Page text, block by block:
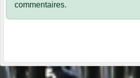
commentaires.